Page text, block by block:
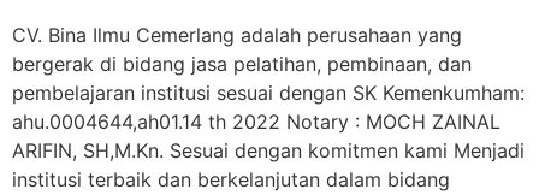
CV. Bina Ilmu Cemerlang adalah perusahaan yang
bergerak di bidang jasa pelatihan, pembinaan, dan
pembelajaran institusi sesuai dengan SK Kemenkumham:
ahu.0004644,ah01.14 th 2022 Notary : MOCH ZAINAL
ARIFIN, SH,M.Kn. Sesuai dengan komitmen kami Menjadi
institusi terbaik dan berkelanjutan dalam bidang